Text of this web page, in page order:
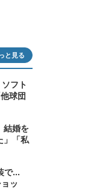
と見る
フト
球団
結婚を
」「私
で...
ッ